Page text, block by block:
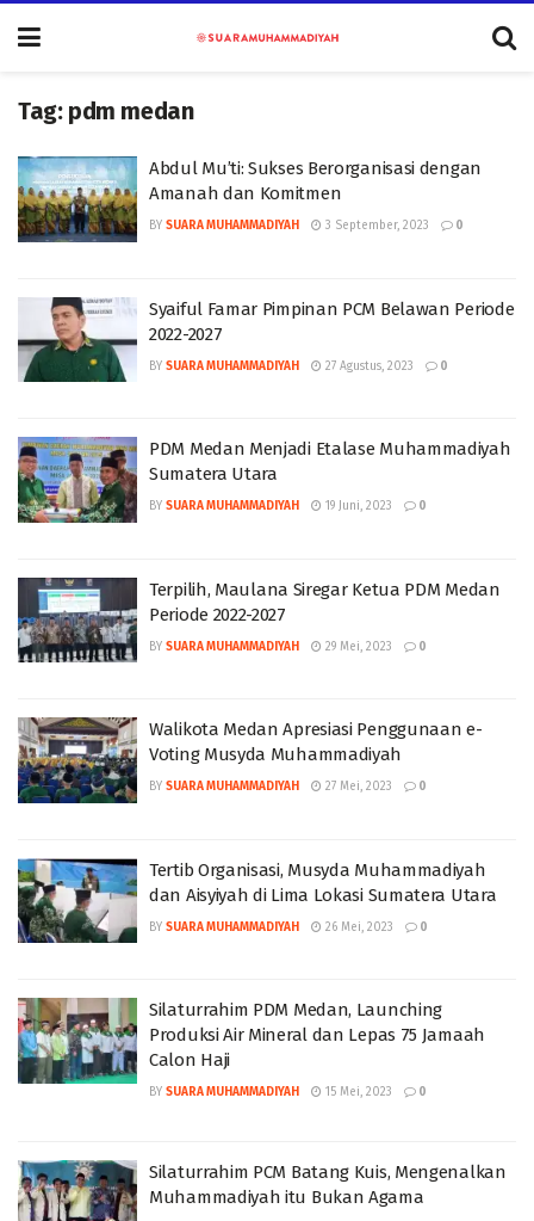
Tag: pdm medan
Abdul Mu’ti: Sukses Berorganisasi dengan
Amanah dan Komitmen
BY SUARA MUHAMMADIYAH 3 September, 2023 0
Syaiful Famar Pimpinan PCM Belawan Periode
2022-2027
BY SUARA MUHAMMADIYAH 27 Agustus, 2023 0
PDM Medan Menjadi Etalase Muhammadiyah
Sumatera Utara
BY SUARA MUHAMMADIYAH 19 Juni, 2023 0
Terpilih, Maulana Siregar Ketua PDM Medan
Periode 2022-2027
BY SUARA MUHAMMADIYAH 29 Mei, 2023 0
Walikota Medan Apresiasi Penggunaan e-
Voting Musyda Muhammadiyah
BY SUARA MUHAMMADIYAH 27 Mei, 2023 0
Tertib Organisasi, Musyda Muhammadiyah
dan Aisyiyah di Lima Lokasi Sumatera Utara
BY SUARA MUHAMMADIYAH 26 Mei, 2023 0
Silaturrahim PDM Medan, Launching
Produksi Air Mineral dan Lepas 75 Jamaah
Calon Haji
BY SUARA MUHAMMADIYAH 15 Mei, 2023 0
Silaturrahim PCM Batang Kuis, Mengenalkan
Muhammadiyah itu Bukan Agama